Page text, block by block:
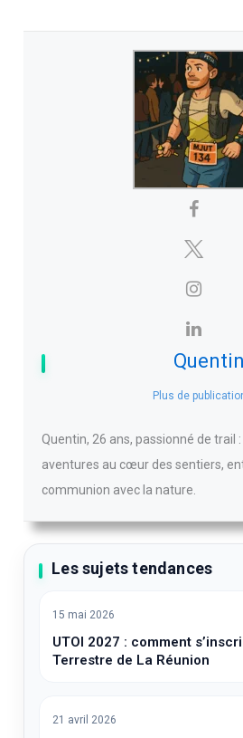
Quentin
Plus de
Quentin, 26 ans, passionné de trail
aventures au cœur des sentiers,
communion avec la nature.
Les sujets tendances
15 mai 2026
UTOI 2027 : comment
Terrestre de La Réunion
21 avril 2026